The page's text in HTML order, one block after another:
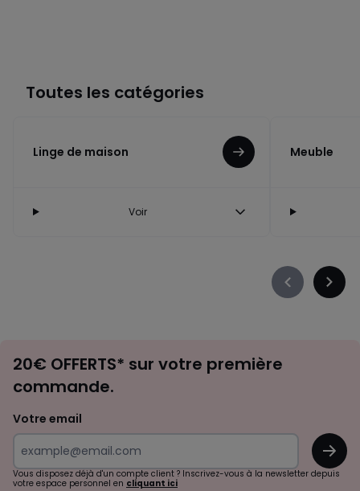
Toutes les catégories
Linge de maison
Voir
Meuble
Précédent
d'inspirations
surprises?
20€ OFFERTS* sur votre première
commande.
Votre email
OK
Vous disposez déjà d'un compte client ? Inscrivez-vous à la newsletter depuis
votre espace personnel en cliquant ici